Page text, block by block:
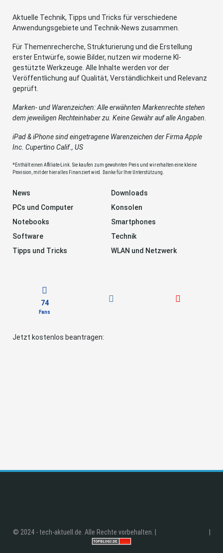
Aktuelle Technik, Tipps und Tricks für verschiedene
Anwendungsgebiete und Technik-News zusammen.
Für Themenrecherche, Strukturierung und die Erstellung
erster Entwürfe, sowie Bilder, nutzen wir moderne KI-
gestützte Werkzeuge. Alle Inhalte werden vor der
Veröffentlichung auf Qualität, Verständlichkeit und Relevanz
geprüft.
Marken- und Warenzeichen: Alle erwähnten Markenrechte stehen
dem jeweiligen Rechteinhaber zu. Keine Gewähr auf alle Angaben.
iPad & iPhone sind eingetragene Warenzeichen der Firma Apple
Inc. Cupertino Calif., US
*Enthält einen Affiliate-Link. Sie kaufen zum gewohnten Preis und wir erhalten eine kleine
Provision, mit der hier alles Finanziert wird. Danke für Ihre Unterstützung.
News
Downloads
PCs und Computer
Konsolen
Notebooks
Smartphones
Software
Technik
Tipps und Tricks
WLAN und Netzwerk
74
Fans
Jetzt kostenlos beantragen:
© 2024 - tech-aktuell.de. Alle Rechte vorbehalten. |